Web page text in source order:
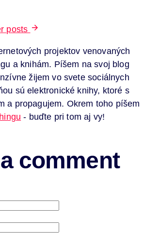
posts
projektov venovaných
a knihám. Píšem na svoj blog
žijem vo svete sociálnych
sú elektronické knihy, ktoré s
a propagujem. Okrem toho píšem
- buďte pri tom aj vy!
comment